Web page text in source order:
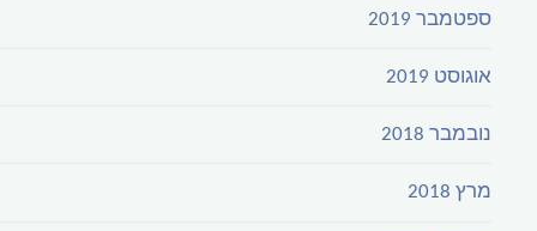
ספטמבר 2019
אוגוסט 2019
נובמבר 2018
מרץ 2018